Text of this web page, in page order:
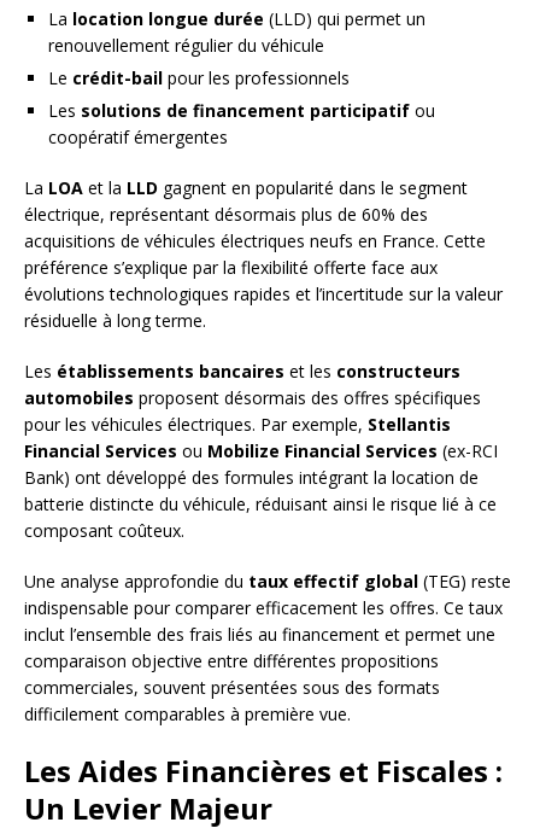
La location longue durée (LLD) qui permet un
renouvellement régulier du véhicule
Le crédit-bail pour les professionnels
Les solutions de financement participatif ou
coopératif émergentes
La LOA et la LLD gagnent en popularité dans le segment
électrique, représentant désormais plus de 60% des
acquisitions de véhicules électriques neufs en France. Cette
préférence s’explique par la flexibilité offerte face aux
évolutions technologiques rapides et l’incertitude sur la valeur
résiduelle à long terme.
Les établissements bancaires et les constructeurs
automobiles proposent désormais des offres spécifiques
pour les véhicules électriques. Par exemple, Stellantis
Financial Services ou Mobilize Financial Services (ex-RCI
Bank) ont développé des formules intégrant la location de
batterie distincte du véhicule, réduisant ainsi le risque lié à ce
composant coûteux.
Une analyse approfondie du taux effectif global (TEG) reste
indispensable pour comparer efficacement les offres. Ce taux
inclut l’ensemble des frais liés au financement et permet une
comparaison objective entre différentes propositions
commerciales, souvent présentées sous des formats
difficilement comparables à première vue.
Les Aides Financières et Fiscales :
Un Levier Majeur